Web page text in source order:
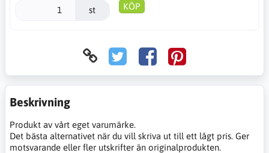
st KÖP
Beskrivning
Produkt av vårt eget varumärke.
Det bästa alternativet när du vill skriva ut till ett lågt pris. Ger
motsvarande eller fler utskrifter än originalprodukten.